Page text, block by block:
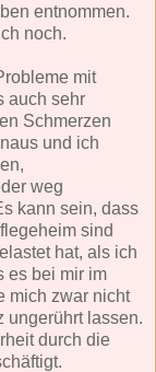
entnommen.
noch.
mit
auch sehr
Schmerzen
und ich
weg
kann sein, dass
sind
hat, als ich
es bei mir im
mich zwar nicht
ungerührt lassen.
durch die